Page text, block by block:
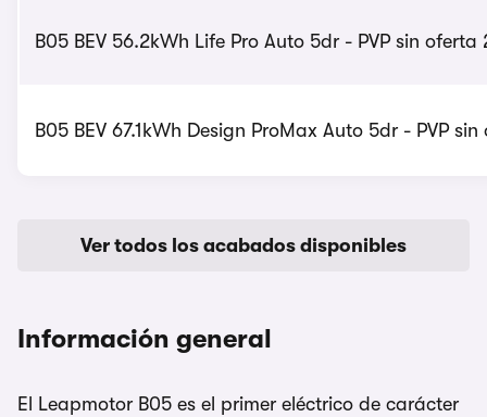
B05 BEV 56.2kWh Life Pro Auto 5dr - PVP sin oferta
B05 BEV 67.1kWh Design ProMax Auto 5dr - PVP
Ver todos los acabados disponibles
Información general
El Leapmotor B05 es el primer eléctrico de carácter